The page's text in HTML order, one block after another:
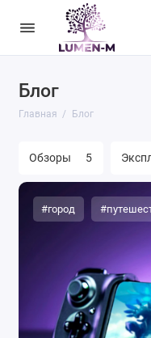
Блог
Главная Блог
Обзоры 5
#город